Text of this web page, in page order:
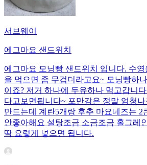
서브웨이
에그마요 샌드위치
에그마요 모닝빵 샌드위치 입니다. 수
을 먹으면 좀 무겁더라고요~ 모닝빵하
이죠? 저거 하나에 두유하나 먹고갑니
다고보면됩니다~ 포만감은 정말 엄청
만드는데 계란5개랑 후추 마요네즈는 2
안좋아해요 설탕조금 소금조금 홀그레
딱 요렇게 넣으면 됩니다.